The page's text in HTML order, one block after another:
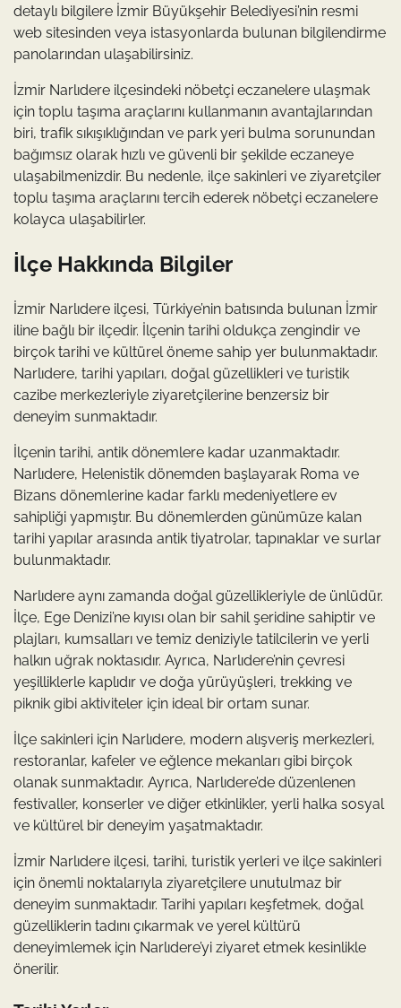
detaylı bilgilere İzmir Büyükşehir Belediyesi’nin resmi
web sitesinden veya istasyonlarda bulunan bilgilendirme
panolarından ulaşabilirsiniz.
İzmir Narlıdere ilçesindeki nöbetçi eczanelere ulaşmak
için toplu taşıma araçlarını kullanmanın avantajlarından
biri, trafik sıkışıklığından ve park yeri bulma sorunundan
bağımsız olarak hızlı ve güvenli bir şekilde eczaneye
ulaşabilmenizdir. Bu nedenle, ilçe sakinleri ve ziyaretçiler
toplu taşıma araçlarını tercih ederek nöbetçi eczanelere
kolayca ulaşabilirler.
İlçe Hakkında Bilgiler
İzmir Narlıdere ilçesi, Türkiye’nin batısında bulunan İzmir
iline bağlı bir ilçedir. İlçenin tarihi oldukça zengindir ve
birçok tarihi ve kültürel öneme sahip yer bulunmaktadır.
Narlıdere, tarihi yapıları, doğal güzellikleri ve turistik
cazibe merkezleriyle ziyaretçilerine benzersiz bir
deneyim sunmaktadır.
İlçenin tarihi, antik dönemlere kadar uzanmaktadır.
Narlıdere, Helenistik dönemden başlayarak Roma ve
Bizans dönemlerine kadar farklı medeniyetlere ev
sahipliği yapmıştır. Bu dönemlerden günümüze kalan
tarihi yapılar arasında antik tiyatrolar, tapınaklar ve surlar
bulunmaktadır.
Narlıdere aynı zamanda doğal güzellikleriyle de ünlüdür.
İlçe, Ege Denizi’ne kıyısı olan bir sahil şeridine sahiptir ve
plajları, kumsalları ve temiz deniziyle tatilcilerin ve yerli
halkın uğrak noktasıdır. Ayrıca, Narlıdere’nin çevresi
yeşilliklerle kaplıdır ve doğa yürüyüşleri, trekking ve
piknik gibi aktiviteler için ideal bir ortam sunar.
İlçe sakinleri için Narlıdere, modern alışveriş merkezleri,
restoranlar, kafeler ve eğlence mekanları gibi birçok
olanak sunmaktadır. Ayrıca, Narlıdere’de düzenlenen
festivaller, konserler ve diğer etkinlikler, yerli halka sosyal
ve kültürel bir deneyim yaşatmaktadır.
İzmir Narlıdere ilçesi, tarihi, turistik yerleri ve ilçe sakinleri
için önemli noktalarıyla ziyaretçilere unutulmaz bir
deneyim sunmaktadır. Tarihi yapıları keşfetmek, doğal
güzelliklerin tadını çıkarmak ve yerel kültürü
deneyimlemek için Narlıdere’yi ziyaret etmek kesinlikle
önerilir.